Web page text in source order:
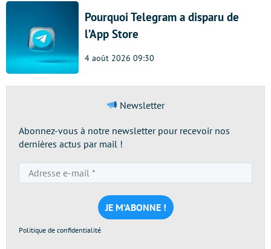
Pourquoi Telegram a disparu de
l’App Store
4 août 2026 09:30
Newsletter
Abonnez-vous à notre newsletter pour recevoir nos
dernières actus par mail !
e-
mail
*
Politique de confidentialité